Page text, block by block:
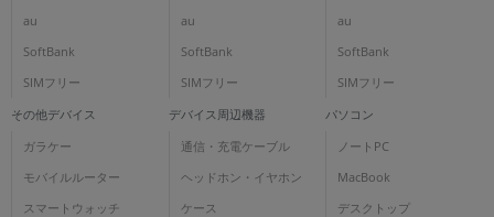
au
SoftBank
SIMフリー
au
SoftBank
SIMフリー
au
SoftBank
SIMフリー
その他デバイス
ガラケー
モバイルルーター
スマートウォッチ
デバイス周辺機器
通信・充電ケーブル
ヘッドホン・イヤホン
ケース
パソコン
ノートPC
MacBook
デスクトップ